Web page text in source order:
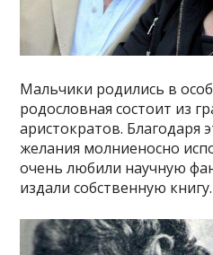
Мальчики родились в
родословная состоит из
аристократов. Благодаря
желания молниеносно
очень любили научную
издали собственную книгу.